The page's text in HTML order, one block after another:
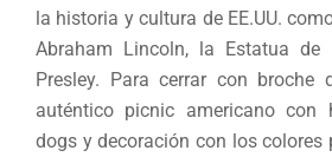
la historia y cultura de EE.UU.
Abraham Lincoln, la Estatua
Presley. Para cerrar con broche
auténtico picnic americano con
dogs y decoración con los colores